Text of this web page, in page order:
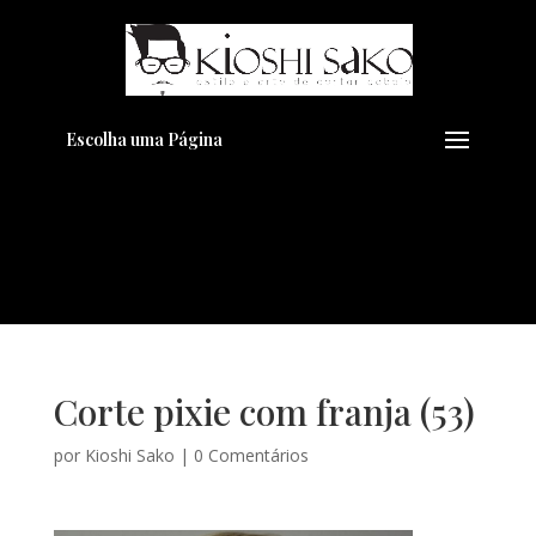
Escolha uma Página
Corte pixie com franja (53)
por Kioshi Sako | 0 Comentários
Pensando em transformar seu
Visual??